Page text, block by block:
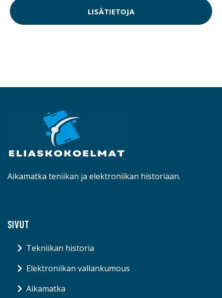
LISÄTIETOJA
Aikamatka teniikan ja elektroniikan historiaan.
SIVUT
Tekniikan historia
Elektroniikan vallankumous
Aikamatka